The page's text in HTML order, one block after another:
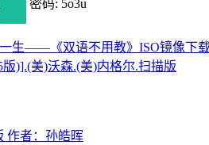
密码: 5o3u
生——《双语不用教》ISO镜像下
)].(美)沃森.(美)内格尔.扫描版
作者：孙皓晖